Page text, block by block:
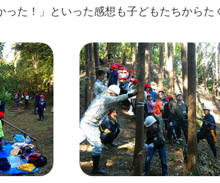
た！」といった感想も子どもたちから